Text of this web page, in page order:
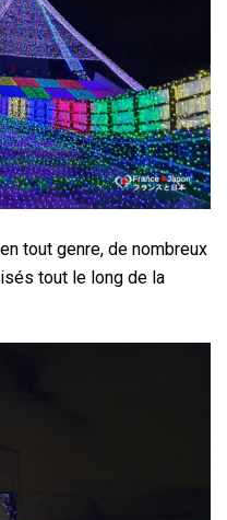
tout genre, de nombreux
tout le long de la